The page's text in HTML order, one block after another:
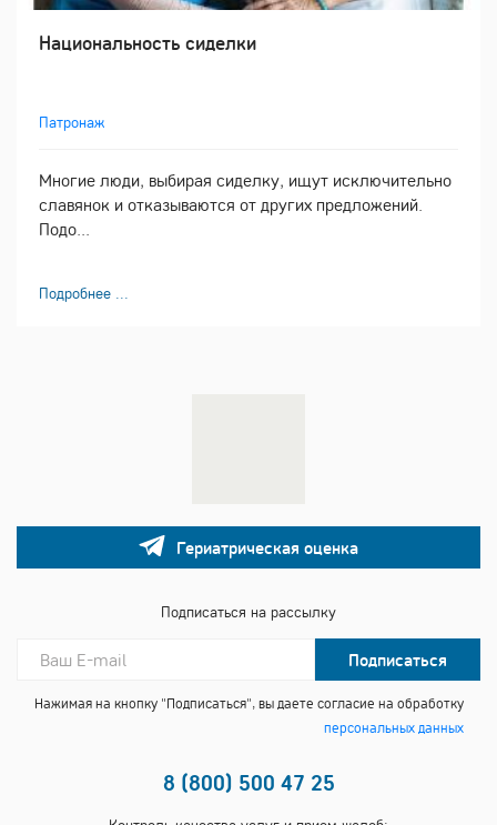
Национальность сиделки
Патронаж
Многие люди, выбирая сиделку, ищут исключительно
славянок и отказываются от других предложений.
Подо...
Подробнее ...
Гериатрическая оценка
Подписаться на рассылку
Подписаться
Нажимая на кнопку "Подписаться", вы даете согласие на обработку
персональных данных
8 (800) 500 47 25